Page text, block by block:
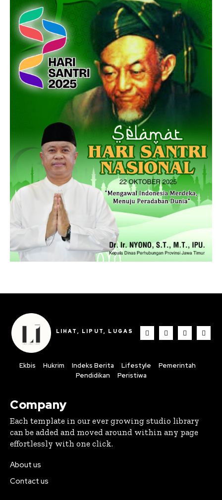
LIHAT, LIPUT, LUGAS
Ekbis Hukrim Indeks Berita Lifestyle
Pemerintah
Pendidikan
Peristiwa
Company
Each template in our ever growing studio library
can be added and moved around within any page
effortlessly with one click.
About us
Contact us